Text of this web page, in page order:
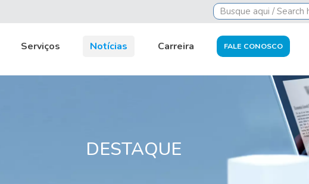
Serviços Notícias Carreira FALE CONOSCO
DESTAQUE